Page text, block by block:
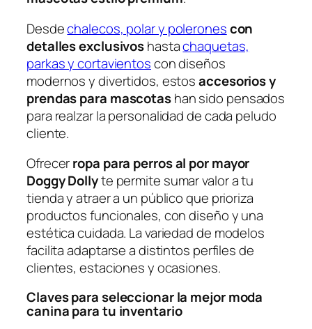
Desdechalecos, polar y poleronescon
detalles exclusivoshastachaquetas,
parkas y cortavientoscon diseños
modernos y divertidos, estosaccesorios y
prendas para mascotashan sido pensados
para realzar la personalidad de cada peludo
cliente.
Ofrecerropa para perros al por mayor
Doggy Dollyte permite sumar valor a tu
tienda y atraer a un público que prioriza
productos funcionales, con diseño y una
estética cuidada. La variedad de modelos
facilita adaptarse a distintos perfiles de
clientes, estaciones y ocasiones.
Claves para seleccionar la mejor moda
canina para tu inventario